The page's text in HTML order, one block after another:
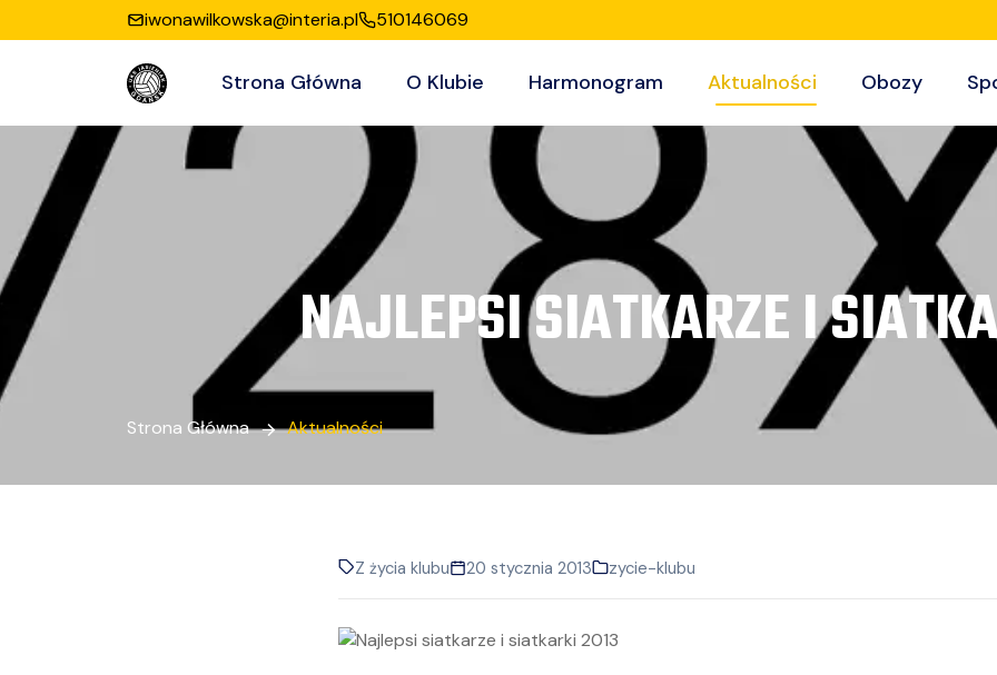
iwonawilkowska@interia.pl 510146069
Strona Główna O Klubie Harmonogram Aktualności Obozy
NAJLEPSI SIATKARZE I
Strona Główna Aktualności
Z życia klubu 20 stycznia 2013 zycie-klubu